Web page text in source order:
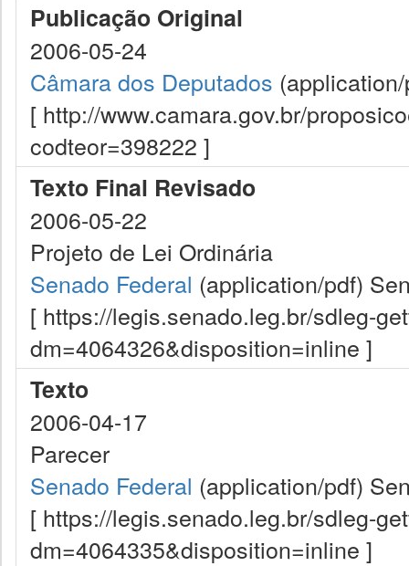
Publicação Original
2006-05-24
Câmara dos Deputados
[ http://www.camara.gov.br/
codteor=398222 ]
Texto Final Revisado
2006-05-22
Projeto de Lei Ordinária
Senado Federal (application/pdf)
[ https://legis.senado.leg.br/sdleg-
dm=4064326&disposition=inline ]
Texto
2006-04-17
Parecer
Senado Federal (application/pdf)
[ https://legis.senado.leg.br/sdleg-
dm=4064335&disposition=inline ]